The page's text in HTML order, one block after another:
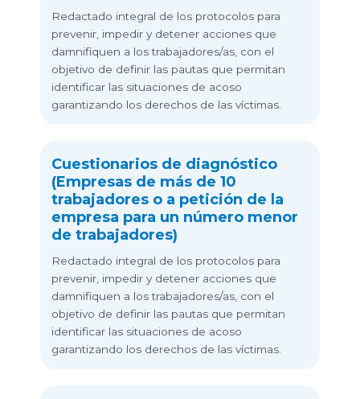
Redactado integral de los protocolos para
prevenir, impedir y detener acciones que
damnifiquen a los trabajadores/as, con el
objetivo de definir las pautas que permitan
identificar las situaciones de acoso
garantizando los derechos de las víctimas.
Cuestionarios de diagnóstico
(Empresas de más de 10
trabajadores o a petición de la
empresa para un número menor
de trabajadores)
Redactado integral de los protocolos para
prevenir, impedir y detener acciones que
damnifiquen a los trabajadores/as, con el
objetivo de definir las pautas que permitan
identificar las situaciones de acoso
garantizando los derechos de las víctimas.